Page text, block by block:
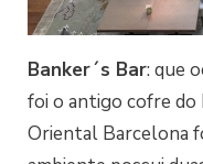
Banker´s Bar: que
foi o antigo cofre do
Oriental Barcelona